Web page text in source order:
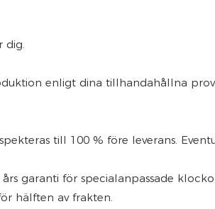
dig.
enligt dina tillhandahållna
till 100 % före leverans.
garanti för specialanpassade
hälften av frakten.